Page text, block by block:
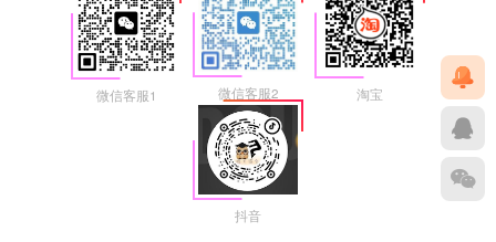
微信客服1 微信客服2 淘宝
抖音